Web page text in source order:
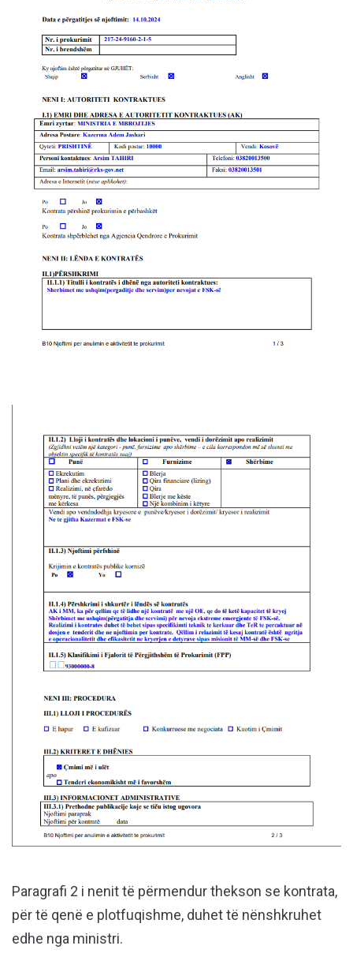
Paragrafi 2 i nenit të përmendur thekson se kontrata,
për të qenë e plotfuqishme, duhet të nënshkruhet
edhe nga ministri.